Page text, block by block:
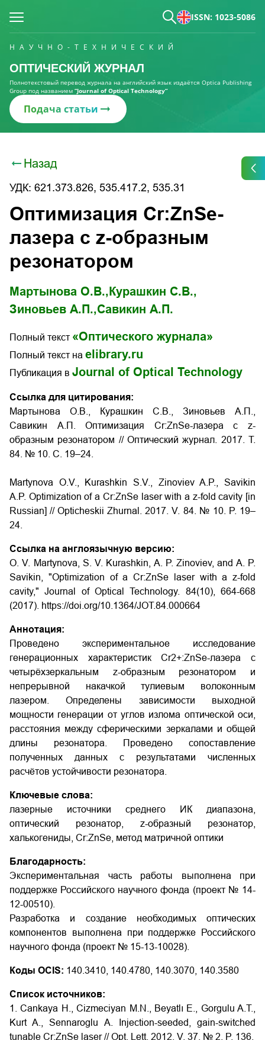
ISSN: 1023-5086
НАУЧНО-ТЕХНИЧЕСКИЙ
ОПТИЧЕСКИЙ ЖУРНАЛ
Полнотекстовый перевод журнала на английский язык издаётся Optica Publishing
Group под названием “Journal of Optical Technology“
Подача статьи
Назад
УДК: 621.373.826, 535.417.2, 535.31
Оптимизация Cr:ZnSe-
лазера c z-образным
резонатором
Мартынова О.В., Курашкин С.В.,
Зиновьев А.П.,Савикин А.П.
Полный текст «Оптического журнала»
Полный текст на elibrary.ru
Публикация в Journal of Optical Technology
Ссылка для цитирования:
Мартынова О.В., Курашкин С.В., Зиновьев А.П.,
Савикин А.П. Оптимизация Cr:ZnSe-лазера c z-
образным резонатором // Оптический журнал. 2017. Т.
84. № 10. С. 19–24.
Martynova O.V., Kurashkin S.V., Zinoviev A.P., Savikin
A.P. Optimization of a Cr:ZnSe laser with a z-fold cavity [in
Russian] // Opticheskii Zhurnal. 2017. V. 84. № 10. P. 19–
24.
Ссылка на англоязычную версию:
O. V. Martynova, S. V. Kurashkin, A. P. Zinoviev, and A. P.
Savikin, "Optimization of a Cr:ZnSe laser with a z-fold
cavity," Journal of Optical Technology. 84(10), 664-668
(2017). https://doi.org/10.1364/JOT.84.000664
Аннотация:
Проведено экспериментальное исследование
генерационных характеристик Cr2+:ZnSe-лазера с
четырёхзеркальным z-образным резонатором и
непрерывной накачкой тулиевым волоконным
лазером. Определены зависимости выходной
мощности генерации от углов излома оптической оси,
расстояния между сферическими зеркалами и общей
длины резонатора. Проведено сопоставление
полученных данных с результатами численных
расчётов устойчивости резонатора.
Ключевые слова:
лазерные источники среднего ИК диапазона,
оптический резонатор, z-образный резонатор,
халькогениды, Cr:ZnSe, метод матричной оптики
Благодарность:
Экспериментальная часть работы выполнена при
поддержке Российского научного фонда (проект № 14-
12-00510).
Разработка и создание необходимых оптических
компонентов выполнена при поддержке Российского
научного фонда (проект № 15-13-10028).
Коды OCIS: 140.3410, 140.4780, 140.3070, 140.3580
Список источников:
1. Cankaya H., Cizmeciyan M.N., Beyatlı E., Gorgulu A.T.,
Kurt A., Sennaroglu A. Injection-seeded, gain-switched
tunable Cr:ZnSe laser // Opt. Lett. 2012. V. 37. № 2. P. 136.